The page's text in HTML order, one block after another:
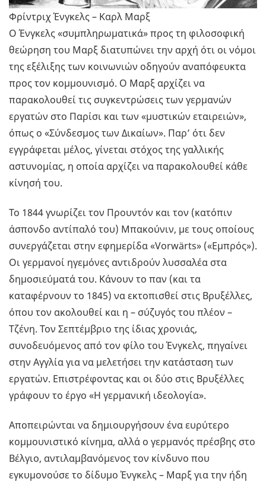
Φρίντριχ Ένγκελς – Καρλ Μαρξ
Ο Ένγκελς «συμπληρωματικά» προς τη φιλοσοφική
θεώρηση του Μαρξ διατυπώνει την αρχή ότι οι νόμοι
της εξέλιξης των κοινωνιών οδηγούν αναπόφευκτα
προς τον κομμουνισμό. Ο Μαρξ αρχίζει να
παρακολουθεί τις συγκεντρώσεις των γερμανών
εργατών στο Παρίσι και των «μυστικών εταιρειών»,
όπως ο «Σύνδεσμος των Δικαίων». Παρ’ ότι δεν
εγγράφεται μέλος, γίνεται στόχος της γαλλικής
αστυνομίας, η οποία αρχίζει να παρακολουθεί κάθε
κίνησή του.
Το 1844 γνωρίζει τον Προυντόν και τον (κατόπιν
άσπονδο αντίπαλό του) Μπακούνιν, με τους οποίους
συνεργάζεται στην εφημερίδα «Vorwärts» («Εμπρός»).
Οι γερμανοί ηγεμόνες αντιδρούν λυσσαλέα στα
δημοσιεύματά του. Κάνουν το παν (και τα
καταφέρνουν το 1845) να εκτοπισθεί στις Βρυξέλλες,
όπου τον ακολουθεί και η – σύζυγός του πλέον –
Τζένη. Τον Σεπτέμβριο της ίδιας χρονιάς,
συνοδευόμενος από τον φίλο του Ένγκελς, πηγαίνει
στην Αγγλία για να μελετήσει την κατάσταση των
εργατών. Επιστρέφοντας και οι δύο στις Βρυξέλλες
γράφουν το έργο «Η γερμανική ιδεολογία».
Αποπειρώνται να δημιουργήσουν ένα ευρύτερο
κομμουνιστικό κίνημα, αλλά ο γερμανός πρέσβης στο
Βέλγιο, αντιλαμβανόμενος τον κίνδυνο που
εγκυμονούσε το δίδυμο Ένγκελς – Μαρξ για την ήδη